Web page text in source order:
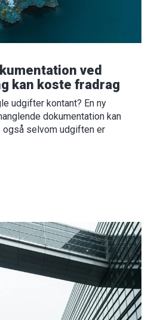
ved
kan koste fradrag
udgifter kontant? En ny
dokumentation kan
selvom udgiften er